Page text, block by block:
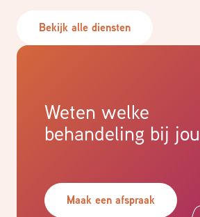
Bekijk alle diensten
Weten welke
behandeling bij
Maak een afspraak